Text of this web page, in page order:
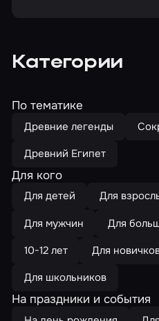
Категории
По тематике
Древние легенды
Древний Египет
Для кого
Для детей Для
Для мужчин
Для
10-12 лет
Для
Для школьников
На праздники и события